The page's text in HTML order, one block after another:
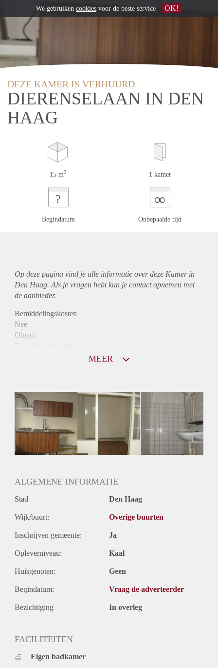
DEZE KAMER IS VERHUURD
DIERENSELAAN IN DEN
HAAG
15 m2 1 kamer
?
Begindatum
∞
Onbepaalde tijd
Op deze pagina vind je alle informatie over deze Kamer in
Den Haag. Als je vragen hebt kun je contact opnemen met
de aanbieder.
Bemiddelingskosten
Nee
Object
Huurtoeslag
Niet mogelijk
Inkomen eis
N.V.T.
Huurtermijn
Onbepaalde termijn
MEER
ALGEMENE INFORMATIE
Stad Den Haag
Wijk/buurt: Overige buurten
Inschrijven gemeente: Ja
Opleverniveau: Kaal
Huisgenoten: Geen
Begindatum: Vraag de adverteerder
Bezichtiging In overleg
FACILITEITEN
Eigen badkamer
We gebruiken cookies voor de beste service OK!